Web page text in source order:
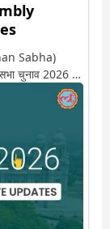
Sabha)
चुनाव 2026 की
सीट पर कौन
पाइए इस सीट पर